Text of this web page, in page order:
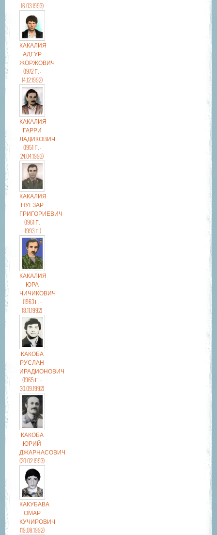
16.03.1993)
КАКАЛИЯ
АДГУР
ЖОРЖОВИЧ
(1972 Г. -
14.12.1992)
КАКАЛИЯ
ГАРРИ
ЛАДИКОВИЧ
(1951 Г. -
24.04.1993)
КАКАЛИЯ
НУГЗАР
ГРИГОРИЕВИЧ
(1961 Г.
-1993 Г.)
КАКАЛИЯ
ЮРА
ЧИЧИКОВИЧ
(1963 Г. -
18.11.1992)
КАКОБА
РУСЛАН
ИРАДИОНОВИЧ
(1965 Г. -
30.09.1992)
КАКОБА
ЮРИЙ
ДЖАРНАСОВИЧ
(20.02.1993)
КАКУБАВА
ОМАР
КУЧИРОВИЧ
(19.08.1992)